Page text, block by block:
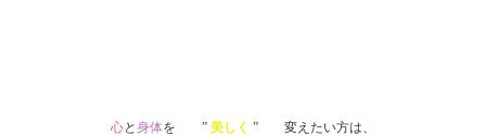
心と 身体を ” 美しく ” 変えたい方は、